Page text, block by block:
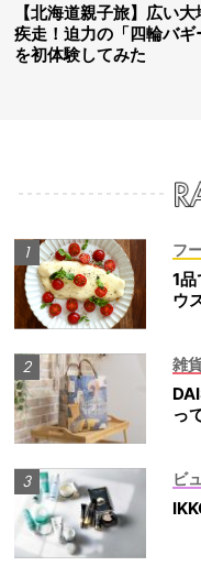
【北海道親子旅】広い大
疾走！迫力の「四輪バギ
を初体験してみた
フ
1
ウ
雑
っ
ビ